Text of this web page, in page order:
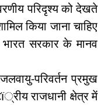
परिदृश्य को देखते
किया जाना चाहिए
सरकार के मानव
परिवर्तन प्रमुख
राजधानी क्षेत्र में